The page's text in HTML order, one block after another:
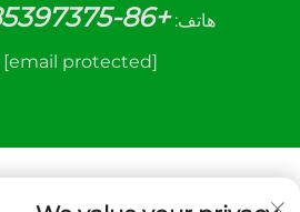
هاتف: +86-13585397375
[email protected]